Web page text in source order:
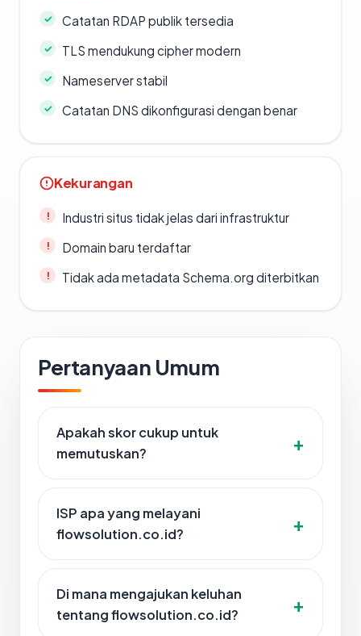
Catatan RDAP publik tersedia
TLS mendukung cipher modern
Nameserver stabil
Catatan DNS dikonfigurasi dengan benar
Kekurangan
Industri situs tidak jelas dari infrastruktur
Domain baru terdaftar
Tidak ada metadata Schema.org diterbitkan
Pertanyaan Umum
Apakah skor cukup untuk
memutuskan?
ISP apa yang melayani
flowsolution.co.id?
Di mana mengajukan keluhan
tentang flowsolution.co.id?